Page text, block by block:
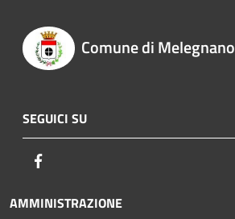
Comune di Melegnano
SEGUICI SU
AMMINISTRAZIONE